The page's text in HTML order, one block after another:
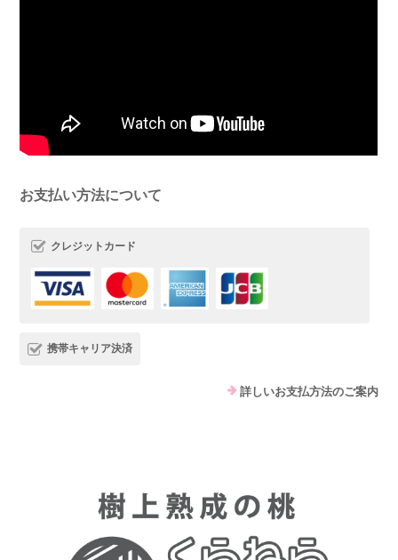
お支払い方法について
クレジットカード
携帯キャリア決済
詳しいお支払方法のご案内